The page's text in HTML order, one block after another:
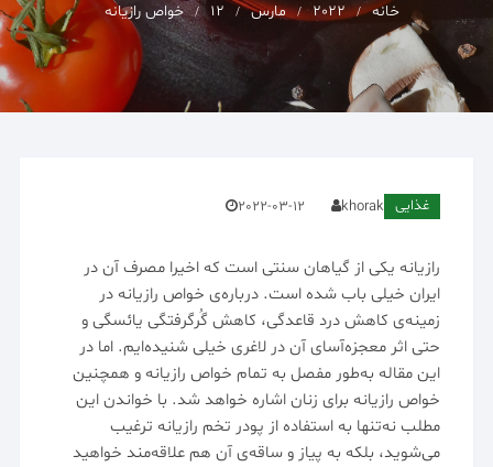
خانه 2022 مارس 12 خواص رازیانه
غذایی khorak
2022-03-12
رازیانه یکی از گیاهان سنتی است که اخیرا مصرف آن در
ایران خیلی باب شده است. درباره‌ی خواص رازیانه در
زمینه‌ی کاهش درد قاعدگی، کاهش گُرگرفتگی یائسگی و
حتی اثر معجزه‌آسای آن در لاغری خیلی شنیده‌ایم. اما در
این مقاله به‌طور مفصل به تمام خواص رازیانه و همچنین
خواص رازیانه برای زنان اشاره خواهد شد. با خواندن این
مطلب نه‌تنها به استفاده از پودر تخم رازیانه ترغیب
می‌شوید، بلکه به پیاز و ساقه‌ی آن هم علاقه‌مند خواهید